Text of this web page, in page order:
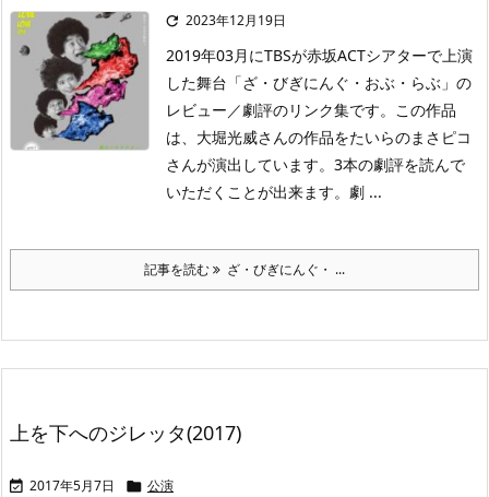
 2023年12月19日
2019年03月にTBSが赤坂ACTシアターで上演
した舞台「ざ・びぎにんぐ・おぶ・らぶ」の
レビュー／劇評のリンク集です。この作品
は、大堀光威さんの作品をたいらのまさピコ
さんが演出しています。3本の劇評を読んで
いただくことが出来ます。劇 ...
記事を読む ざ・びぎにんぐ・ ...
上を下へのジレッタ(2017)
 2017年5月7日  公演